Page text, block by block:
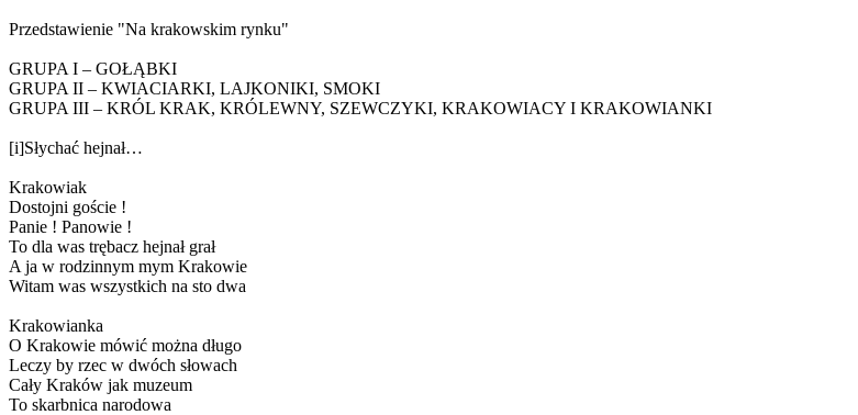
Przedstawienie "Na krakowskim rynku"
GRUPA I – GOŁĄBKI
GRUPA II – KWIACIARKI, LAJKONIKI, SMOKI
GRUPA III – KRÓL KRAK, KRÓLEWNY, SZEWCZYKI, KRAKOWIACY I KRAKOWIANKI
[i]Słychać hejnał…
Krakowiak
Dostojni goście !
Panie ! Panowie !
To dla was trębacz hejnał grał
A ja w rodzinnym mym Krakowie
Witam was wszystkich na sto dwa
Krakowianka
O Krakowie mówić można długo
Leczy by rzec w dwóch słowach
Cały Kraków jak muzeum
To skarbnica narodowa